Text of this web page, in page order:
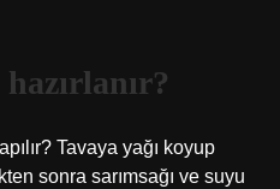
hazırlanır?
Tavaya yağı koyup
sonra sarımsağı ve suyu